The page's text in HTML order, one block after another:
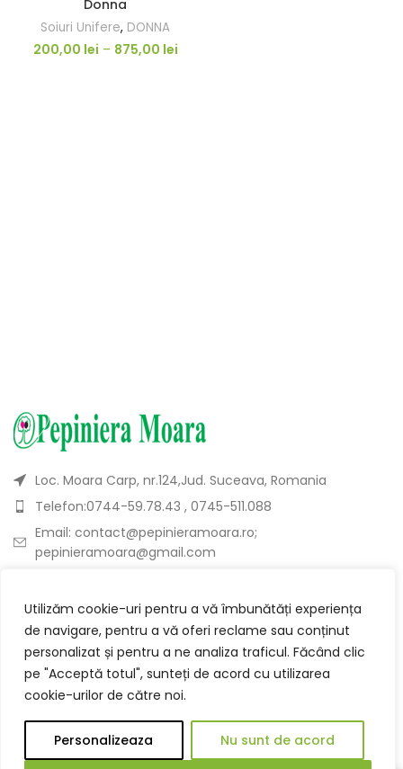
Utilizăm cookie-uri pentru a vă îmbunătăți experiența
de navigare, pentru a vă oferi reclame sau conținut
personalizat și pentru a ne analiza traficul. Făcând clic
pe "Acceptă totul", sunteți de acord cu utilizarea
cookie-urilor de către noi.
Personalizeaza Nu sunt de acord
Donna
Soiuri Unifere, DONNA
200,00 lei – 875,00 lei
Loc. Moara Carp, nr.124,Jud. Suceava, Romania
Telefon:0744-59.78.43 , 0745-511.088
Email: contact@pepinieramoara.ro;
pepinieramoara@gmail.com
DESPRE
CATEGORII
UTILE